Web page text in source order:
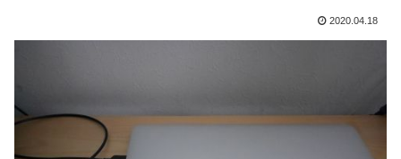
2020.04.18